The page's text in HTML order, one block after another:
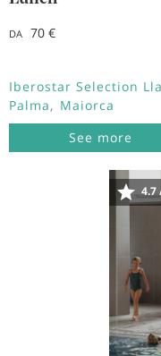
DA 70 €
Iberostar Selection
Palma
Maiorca
See more
4.7